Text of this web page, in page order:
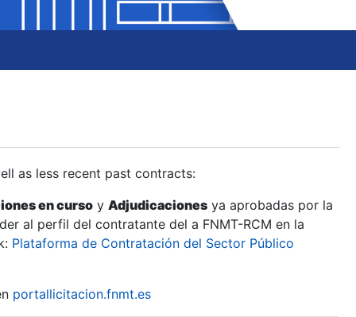
as less recent past contracts:
en curso y Adjudicaciones ya aprobadas por la
al perfil del contratante del a FNMT-RCM en la
Plataforma de Contratación del Sector Público
portallicitacion.fnmt.es